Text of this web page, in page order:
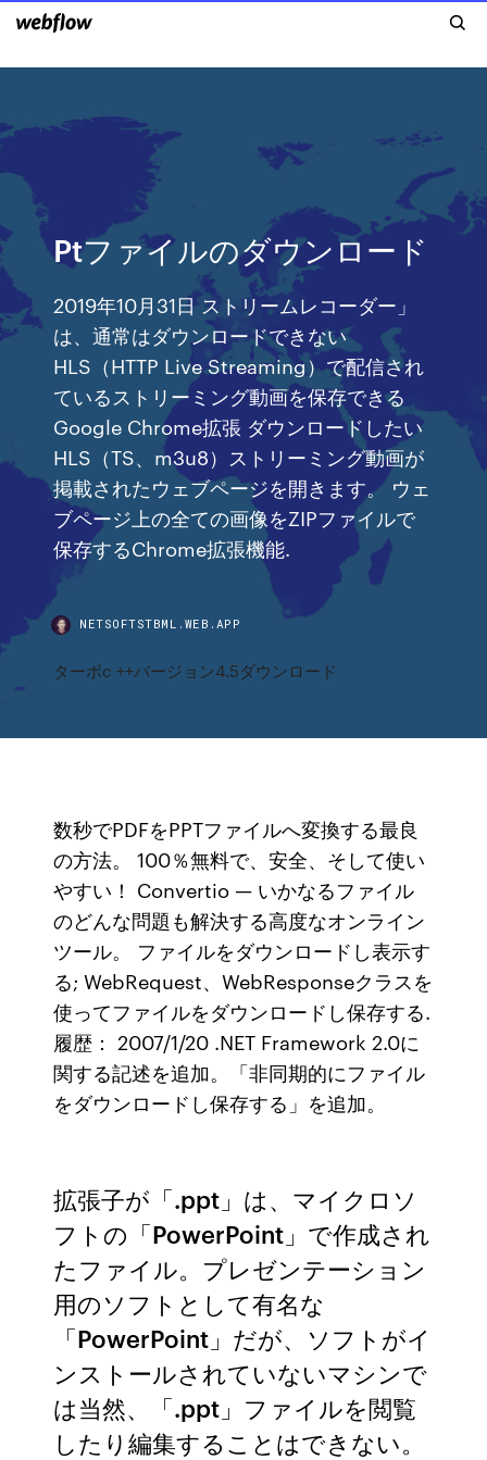
Ptファイルのダウンロード
2019年10月31日 ストリームレコーダー」
は、通常はダウンロードできない
HLS（HTTP Live Streaming）で配信され
ているストリーミング動画を保存できる
Google Chrome拡張 ダウンロードしたい
HLS（TS、m3u8）ストリーミング動画が
掲載されたウェブページを開きます。 ウェ
ブページ上の全ての画像をZIPファイルで
保存するChrome拡張機能.
NETSOFTSTBML.WEB.APP
ターボc ++バージョン4.5ダウンロード
数秒でPDFをPPTファイルへ変換する最良
の方法。 100％無料で、安全、そして使い
やすい！ Convertio — いかなるファイル
のどんな問題も解決する高度なオンライン
ツール。 ファイルをダウンロードし表示す
る; WebRequest、WebResponseクラスを
使ってファイルをダウンロードし保存する.
履歴： 2007/1/20 .NET Framework 2.0に
関する記述を追加。「非同期的にファイル
をダウンロードし保存する」を追加。
拡張子が「.ppt」は、マイクロソ
フトの「PowerPoint」で作成され
たファイル。プレゼンテーション
用のソフトとして有名な
「PowerPoint」だが、ソフトがイ
ンストールされていないマシンで
は当然、「.ppt」ファイルを閲覧
したり編集することはできない。